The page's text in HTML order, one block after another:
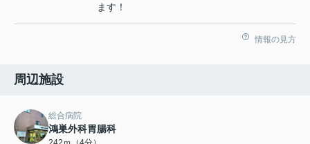
ます！
情報の見方
周辺施設
総合病院
鴻巣外科胃腸科